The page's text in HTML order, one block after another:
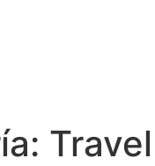
Travel